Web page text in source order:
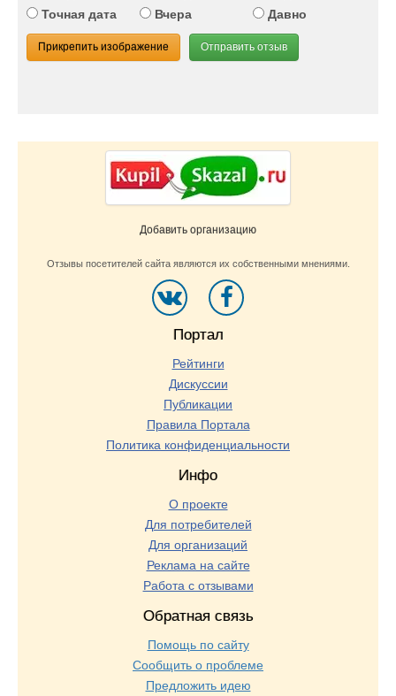
Точная дата
Вчера Давно
Прикрепить изображение Отправить отзыв
Добавить организацию
Отзывы посетителей сайта являются их собственными мнениями.
Портал
Рейтинги
Дискуссии
Публикации
Правила Портала
Политика конфиденциальности
Инфо
О проекте
Для потребителей
Для организаций
Реклама на сайте
Работа с отзывами
Обратная связь
Помощь по сайту
Сообщить о проблеме
Предложить идею